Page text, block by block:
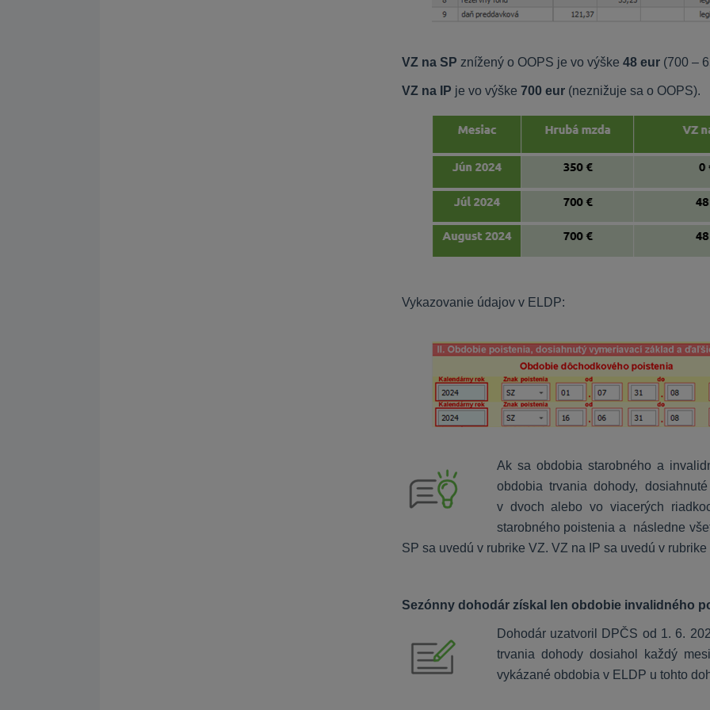
VZ na SP znížený o OOPS je vo výške 48 eur(700 –
VZ na IP je vo výške 700 eur (neznižuje sa o OOPS).
Vykazovanie údajov v ELDP:
Ak sa obdobia starobného a
obdobia trvania dohody,
v dvoch alebo vo viacerých
starobného poistenia a následne
SP sa uvedú v rubrike VZ. VZ na IP sa uvedú v
Sezónny dohodár získal len obdobie invalidného
Dohodár uzatvoril DPČS od 1. 6.
trvania dohody dosiahol každý
vykázané obdobia v ELDP u tohto